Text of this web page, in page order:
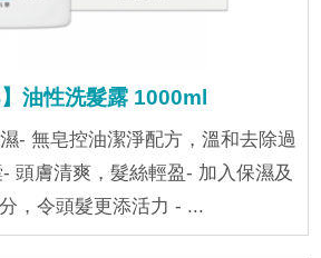
】油性洗髮露 1000ml
- 無皂控油潔淨配方，溫和去除過
頭膚清爽，髮絲輕盈- 加入保濕及
，令頭髮更添活力 - ...